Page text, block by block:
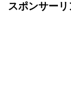
スポンサーリ